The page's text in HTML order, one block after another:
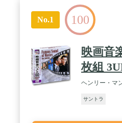
No.1 100
映画音
枚組
ヘンリー・マ
サントラ